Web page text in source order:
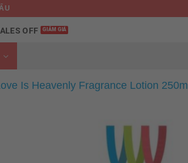
OFF
Is Heavenly Fragrance Lotion